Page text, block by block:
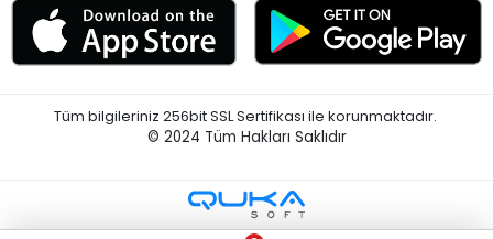
Tüm bilgileriniz 256bit SSL Sertifikası ile korunmaktadır.
© 2024 Tüm Hakları Saklıdır